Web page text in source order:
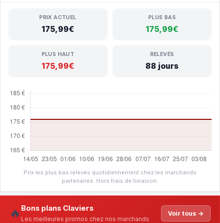
PRIX ACTUEL
175,99€
PLUS BAS
175,99€
PLUS HAUT
175,99€
RELEVÉS
88 jours
Prix les plus bas relevés quotidiennement chez les marchands
partenaires. Hors frais de livraison.
🔥 Bons plans Claviers
Les meilleures promos chez nos marchands
Voir tous →